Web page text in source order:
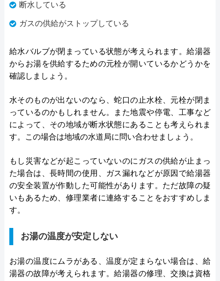
断水している
ガスの供給がストップしている
給水バルブが閉まっている状態が考えられます。給湯器
からお湯を供給するための元栓が開いているかどうかを
確認しましょう。
水そのものが出ないのなら、蛇口の止水栓、元栓が閉ま
っているのかもしれません。また地震や停電、工事など
によって、その地域が断水状態にあることも考えられま
す。この場合は地域の水道局に問い合わせましょう。
もし災害などが起こっていないのにガスの供給が止まっ
た場合は、長時間の使用、ガス漏れなどが原因で給湯器
の安全装置が作動した可能性があります。ただ故障の疑
いもあるため、修理業者に連絡することをおすすめしま
す。
お湯の温度が安定しない
お湯の温度にムラがある、温度が定まらない場合は、給
湯器の故障が考えられます。給湯器の修理、交換は資格